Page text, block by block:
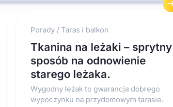
Porady/ Taras i balkon
Tkanina na leżaki – sprytny
sposób na odnowienie
starego leżaka.
Wygodny leżak to gwarancja dobrego
wypoczynku na przydomowym tarasie.